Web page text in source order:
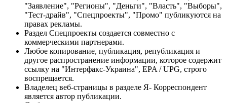
"Заявление", "Регионы", "Деньги", "Власть", "Выборы",
"Тест-драйв", "Спецпроекты", "Промо" публикуются на
правах рекламы.
Раздел Спецпроекты создается совместно с
коммерческими партнерами.
Любое копирование, публикация, републикация и
другое распространение информации, которое содержит
ссылку на "Интерфакс-Украина", EPA / UPG, строго
воспрещается.
Владелец веб-страницы в разделе Я- Корреспондент
является автор публикации.